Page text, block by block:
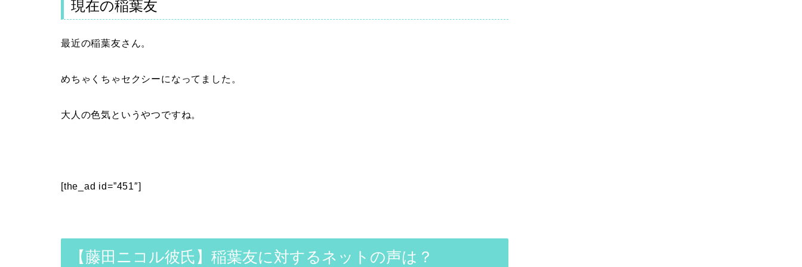
現在の稲葉友
最近の稲葉友さん。
めちゃくちゃセクシーになってました。
大人の色気というやつですね。
[the_ad id=”451″]
【藤田ニコル彼氏】稲葉友に対するネットの声は？